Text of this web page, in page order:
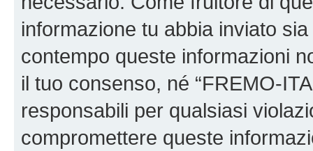
informazione tu abbia inviato
contempo queste informazioni
il tuo consenso, né “FREMO-
responsabili per qualsiasi
compromettere queste